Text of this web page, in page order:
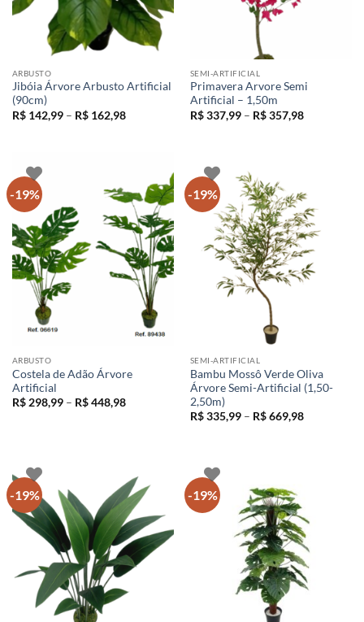
ARBUSTO
Jibóia Árvore Arbusto Artificial
(90cm)
R$142,99 – R$162,98Faixa
SEMI-ARTIFICIAL
Primavera Arvore Semi
Artificial – 1,50m
R$337,99 – R$357,98Faixa
-19%
ARBUSTO
Costela de Adão Árvore
Artificial
R$298,99 – R$448,98Faixa
-19%
SEMI-ARTIFICIAL
Bambu Mossô Verde Oliva
Árvore Semi-Artificial (1,50-
2,50m)
R$335,99 – R$669,98Faixa
-19% -19%